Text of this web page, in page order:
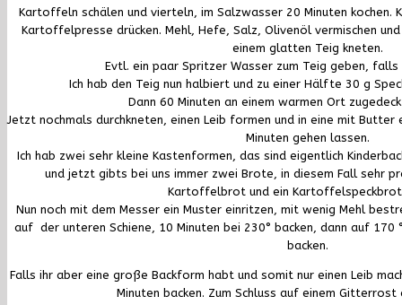
Kartoffeln schälen und vierteln, im Salzwasser 20 Minuten kochen.
Kartoffelpresse drücken. Mehl, Hefe, Salz, Olivenöl vermischen
einem glatten Teig kneten.
Evtl. ein paar Spritzer Wasser zum Teig geben,
Ich hab den Teig nun halbiert und zu einer Hälfte 30 g
Dann 60 Minuten an einem warmen Ort
Jetzt nochmals durchkneten, einen Leib formen und in eine mit
Minuten gehen lassen.
Ich hab zwei sehr kleine Kastenformen, das sind eigentlich
und jetzt gibts bei uns immer zwei Brote, in diesem Fall sehr
Kartoffelbrot und ein Kartoffelspeckbrot
Nun noch mit dem Messer ein Muster einritzen, mit wenig Mehl
auf der unteren Schiene, 10 Minuten bei 230° backen, dann auf 170
backen.
Falls ihr aber eine große Backform habt und somit nur einen Leib
Minuten backen. Zum Schluss auf einem Gitterrost